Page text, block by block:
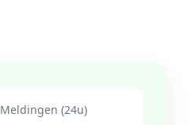
Meldingen (24u)